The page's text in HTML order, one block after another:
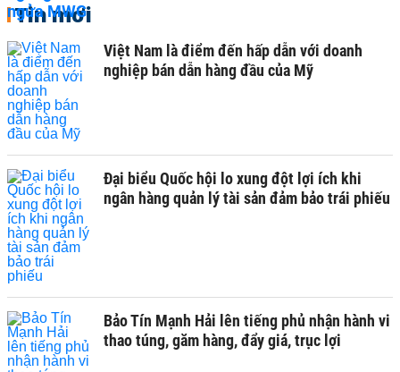
Tin mới
Việt Nam là điểm đến hấp dẫn với doanh
nghiệp bán dẫn hàng đầu của Mỹ
Đại biểu Quốc hội lo xung đột lợi ích khi
ngân hàng quản lý tài sản đảm bảo trái phiếu
Bảo Tín Mạnh Hải lên tiếng phủ nhận hành vi
thao túng, găm hàng, đẩy giá, trục lợi